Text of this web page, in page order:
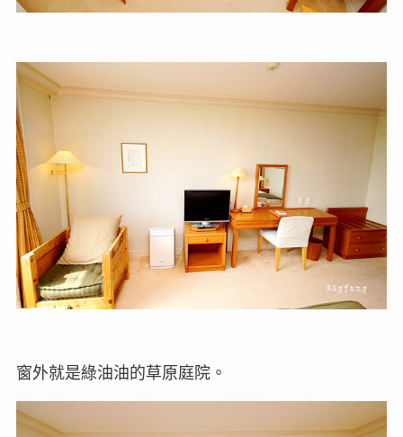
窗外就是綠油油的草原庭院。